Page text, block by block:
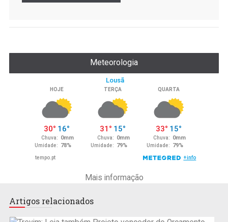
Meteorologia
Mais informação
Artigos relacionados